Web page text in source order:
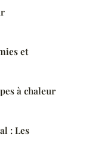
et
à chaleur
: Les